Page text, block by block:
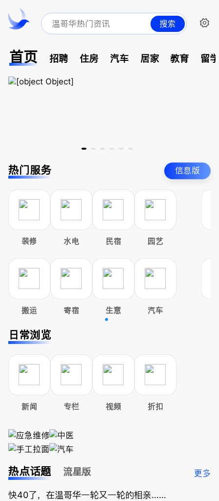
搜索
首页 招聘 住房 汽车 居家 教育 留
热门服务 信息版
装修 水电 民宿 园艺
搬运 寄宿 生意 汽车
日常浏览
新闻 专栏 视频 折扣
热点话题 流星版 更多
快40了，在温哥华一轮又一轮的相亲……